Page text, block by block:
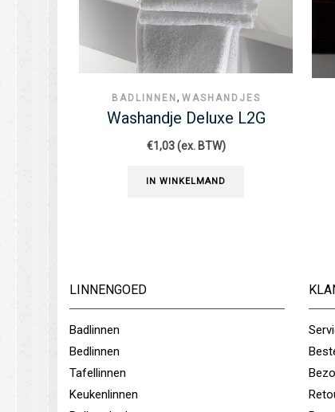
BADLINNEN, SAUNALAKENS
Saunalaken Deluxe L2G
€8,68(ex. BTW)
IN WINKELMAND
LINNENGOED
Badlinnen
Bedlinnen
Tafellinnen
Keukenlinnen